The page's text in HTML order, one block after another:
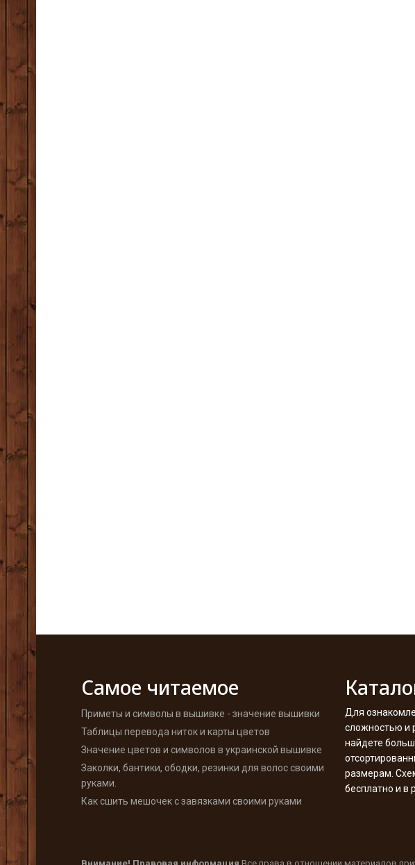
Самое читаемое
Приметы и символы в вышивке - значение вышивки
Таблицы перевода ниток и карты цветов
Значение цветов и символов в украинской вышивке
Заколки, бантики, ободки, резинки для волос своими
руками.
Как сшить мешочек с завязками своими руками
Для
сложностью и
найдете
размерам.
бесплатно и в